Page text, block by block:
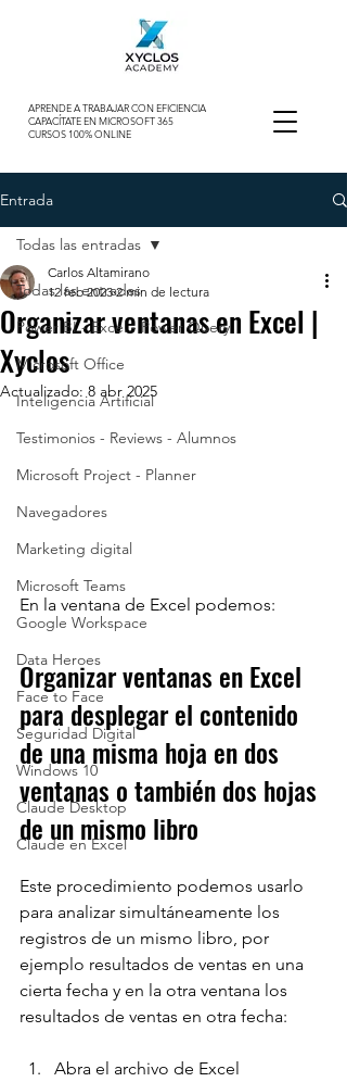
APRENDE A TRABAJAR CON EFICIENCIA
CAPACÍTATE EN MICROSOFT 365
CURSOS 100% ONLINE
Entrada
Todas las entradas
Power BI - Excel - Power Query
Microsoft Office
Inteligencia Artificial
Testimonios - Reviews - Alumnos
Microsoft Project - Planner
Navegadores
Marketing digital
Microsoft Teams
Google Workspace
Data Heroes
Face to Face
Seguridad Digital
Windows 10
Claude Desktop
Claude en Excel
Todas las entradas
Organizar ventanas en Excel |
Xyclos
Carlos Altamirano
12 feb 2023 2 min de lectura
Actualizado:8 abr 2025
En la ventana de Excel podemos:
Organizar ventanas en Excel
para desplegar el contenido
de una misma hoja en dos
ventanas o también dos hojas
de un mismo libro
Este procedimiento podemos usarlo
para analizar simultáneamente los
registros de un mismo libro, por
ejemplo resultados de ventas en una
cierta fecha y en la otra ventana los
resultados de ventas en otra fecha:
Abra el archivo de Excel